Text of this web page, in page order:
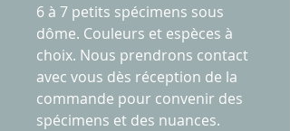
6 à 7 petits spécimens sous
dôme. Couleurs et espèces à
choix. Nous prendrons contact
avec vous dès réception de la
commande pour convenir des
spécimens et des nuances.